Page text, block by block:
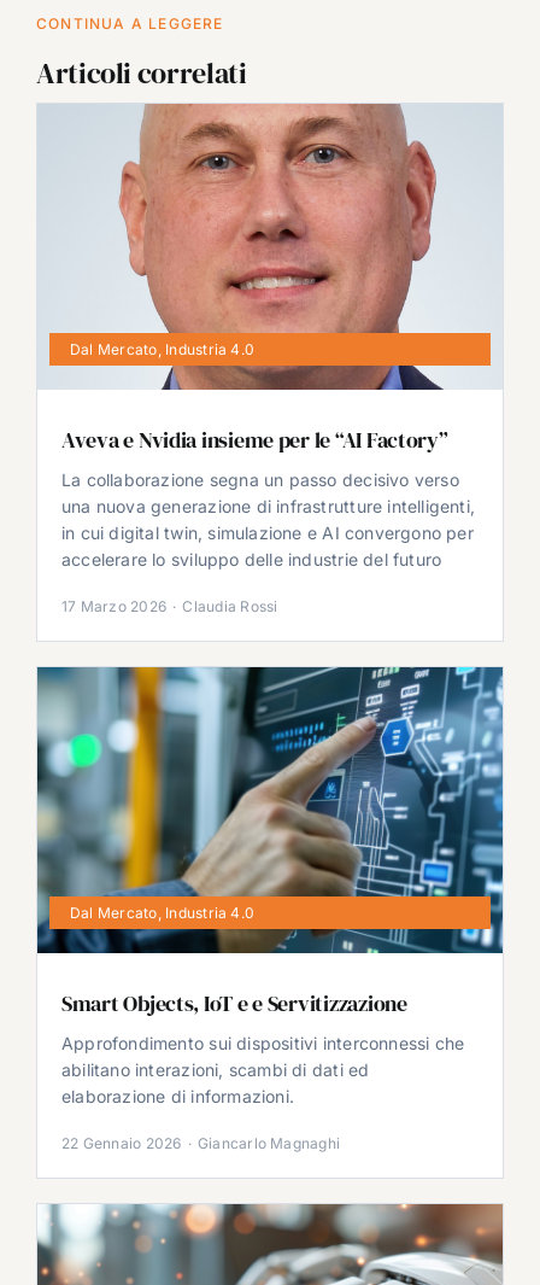
CONTINUA A LEGGERE
Articoli correlati
Dal Mercato Industria 4.0
Aveva e Nvidia insieme per le “AI Factory”
La collaborazione segna un passo decisivo verso
una nuova generazione di infrastrutture intelligenti,
in cui digital twin, simulazione e AI convergono per
accelerare lo sviluppo delle industrie del futuro
17 Marzo 2026 · Claudia Rossi
Dal Mercato Industria 4.0
Smart Objects, IoT e e Servitizzazione
Approfondimento sui dispositivi interconnessi che
abilitano interazioni, scambi di dati ed
elaborazione di informazioni.
22 Gennaio 2026 · Giancarlo Magnaghi